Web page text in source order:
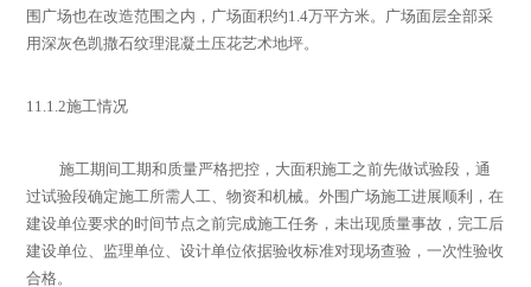
围广场也在改造范围之内，广场面积约1.4万平方米。广场面层全部采
用深灰色凯撒石纹理混凝土压花艺术地坪。
11.1.2施工情况
施工期间工期和质量严格把控，大面积施工之前先做试验段，通
过试验段确定施工所需人工、物资和机械。外围广场施工进展顺利，在
建设单位要求的时间节点之前完成施工任务，未出现质量事故，完工后
建设单位、监理单位、设计单位依据验收标准对现场查验，一次性验收
合格。